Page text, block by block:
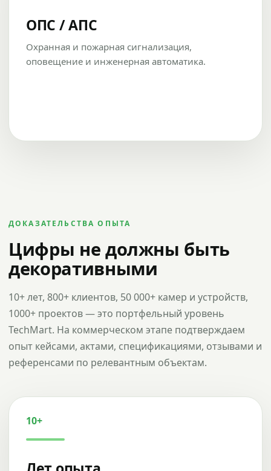
ОПС / АПС
Охранная и пожарная сигнализация,
оповещение и инженерная автоматика.
ДОКАЗАТЕЛЬСТВА ОПЫТА
Цифры не должны быть
декоративными
10+ лет, 800+ клиентов, 50 000+ камер и устройств,
1000+ проектов — это портфельный уровень
TechMart. На коммерческом этапе подтверждаем
опыт кейсами, актами, спецификациями, отзывами и
референсами по релевантным объектам.
10+